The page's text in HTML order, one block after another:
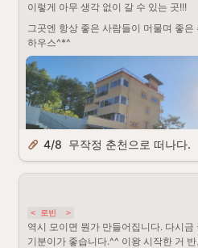
8월5일 새벽 5시 출발!!
성수기라 차가 많이 막힐 것을
출발하였다. (정신력 대단해!)
동틀 무렵에 바라본 하늘은 어
이렇게 아무 생각 없이 갈 수 있는 곳!!!
그곳엔 항상 좋은 사람들이 머물며 좋
하우스^*^
4/8  무작정 춘천으로 떠나다.
< 로빈  >
역시 모이면 뭔가 만들어집니다. 다시
기분이가 좋습니다.^^ 이왕 시작한 거